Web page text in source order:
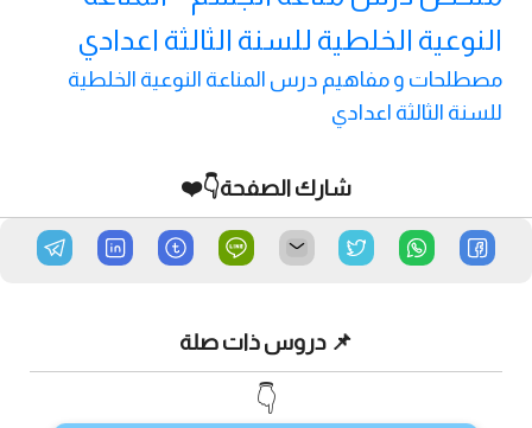
النوعية الخلطية للسنة الثالثة اعدادي
مصطلحات و مفاهيم درس المناعة النوعية الخلطية
للسنة الثالثة اعدادي
شارك الصفحة👇❤️
📌 دروس ذات صلة
👇